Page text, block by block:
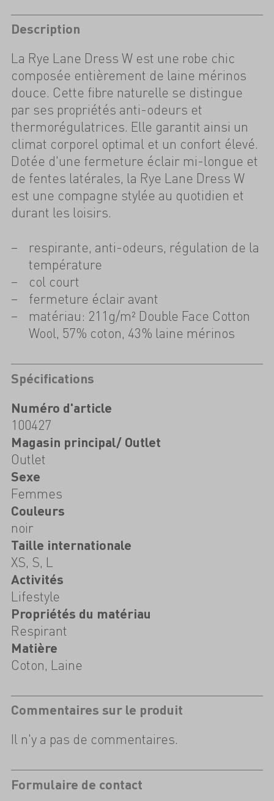
Description
La Rye Lane Dress W est une robe chic
composée entièrement de laine mérinos
douce. Cette fibre naturelle se distingue
par ses propriétés anti-odeurs et
thermorégulatrices. Elle garantit ainsi un
climat corporel optimal et un confort élevé.
Dotée d'une fermeture éclair mi-longue et
de fentes latérales, la Rye Lane Dress W
est une compagne stylée au quotidien et
durant les loisirs.
respirante, anti-odeurs, régulation de la
température
col court
fermeture éclair avant
matériau: 211g/m² Double Face Cotton
Wool, 57% coton, 43% laine mérinos
Spécifications
Numéro d'article
100427
Magasin principal/ Outlet
Outlet
Sexe
Femmes
Couleurs
noir
Taille internationale
XS, S, L
Activités
Lifestyle
Propriétés du matériau
Respirant
Matière
Coton, Laine
Commentaires sur le produit
Il n'y a pas de commentaires.
Formulaire de contact